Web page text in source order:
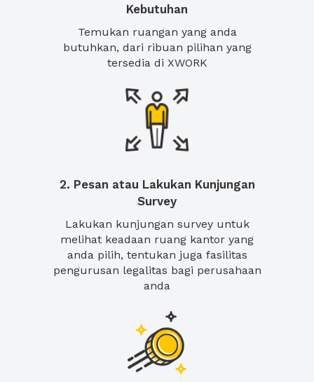
Kebutuhan
Temukan ruangan yang anda
butuhkan, dari ribuan pilihan yang
tersedia di XWORK
2. Pesan atau Lakukan Kunjungan
Survey
Lakukan kunjungan survey untuk
melihat keadaan ruang kantor yang
anda pilih, tentukan juga fasilitas
pengurusan legalitas bagi perusahaan
anda